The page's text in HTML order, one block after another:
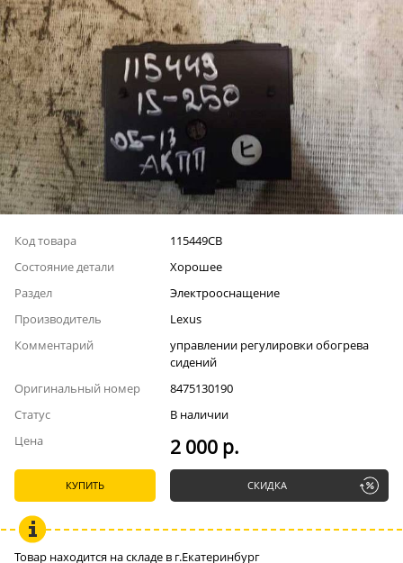
Код товара
115449СВ
Состояние детали
Хорошее
Раздел
Электрооснащение
Производитель
Lexus
Комментарий
управлении регулировки обогрева
сидений
Оригинальный номер
8475130190
Статус
В наличии
Цена
2 000 р.
КУПИТЬ СКИДКА
Товар находится на складе в г.Екатеринбург